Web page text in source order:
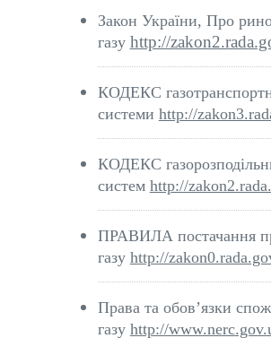
Закон України, Про
газу http://
КОДЕКС
системи http://
КОДЕКС
систем http://
ПРАВИЛА постачання
газу http://
Права та обов’язки
газу http://